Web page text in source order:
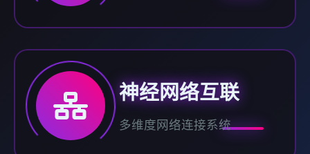
神经网络互联
多维度网络连接系统